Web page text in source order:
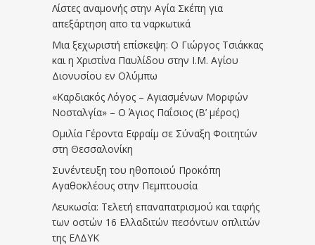
Λίστες αναμονής στην Αγία Σκέπη για
απεξάρτηση απο τα ναρκωτικά
Μια ξεχωριστή επίσκεψη: Ο Γιώργος Τσιάκκας
και η Χριστίνα Παυλίδου στην Ι.Μ. Αγίου
Διονυσίου εν Ολύμπω
«Καρδιακός Λόγος – Αγιασμένων Μορφών
Νοσταλγία» – Ο Άγιος Παΐσιος (Β’ μέρος)
Ομιλία Γέροντα Εφραίμ σε Σύναξη Φοιτητών
στη Θεσσαλονίκη
Συνέντευξη του ηθοποιού Προκόπη
Αγαθοκλέους στην Πεμπτουσία
Λευκωσία: Τελετή επαναπατρισμού και ταφής
των οστών 16 Ελλαδιτών πεσόντων οπλιτών
της ΕΛΔΥΚ